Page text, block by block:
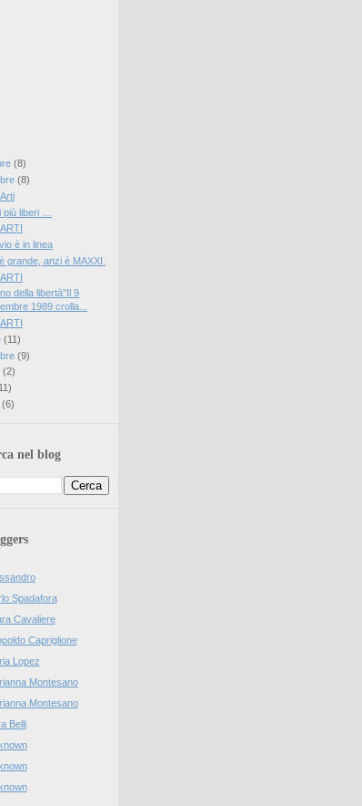
(8)
(8)
più liberi …
è in linea
grande, anzi è MAXXI.
della libertà"Il 9
1989 crolla...
(11)
(9)
(2)
)
6)
nel blog
Spadafora
Cavaliere
Capriglione
Lopez
Montesano
Montesano
Belli